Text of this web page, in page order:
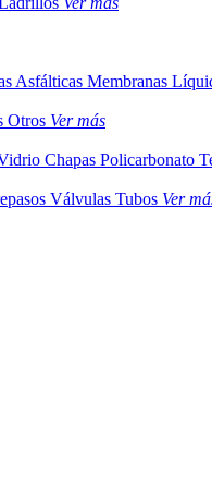
Asfálticas Membranas
Otros Ver más
Chapas Policarbonato
Válvulas Tubos Ver